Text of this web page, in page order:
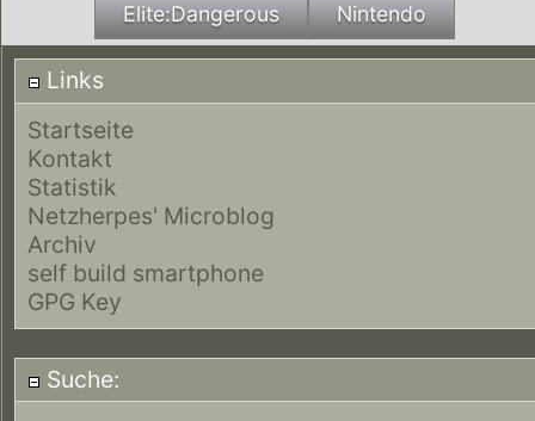
Elite:Dangerous Nintendo
Links
Startseite
Kontakt
Statistik
Netzherpes' Microblog
Archiv
self build smartphone
GPG Key
Suche: